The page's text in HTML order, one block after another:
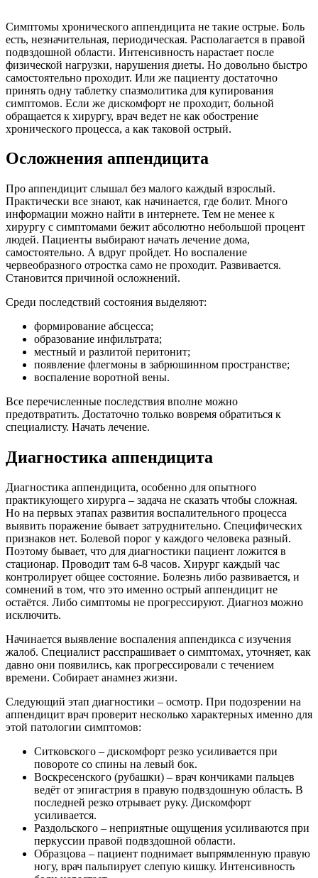
Симптомы хронического аппендицита не такие острые. Боль
есть, незначительная, периодическая. Располагается в правой
подвздошной области. Интенсивность нарастает после
физической нагрузки, нарушения диеты. Но довольно быстро
самостоятельно проходит. Или же пациенту достаточно
принять одну таблетку спазмолитика для купирования
симптомов. Если же дискомфорт не проходит, больной
обращается к хирургу, врач ведет не как обострение
хронического процесса, а как таковой острый.
Осложнения аппендицита
Про аппендицит слышал без малого каждый взрослый.
Практически все знают, как начинается, где болит. Много
информации можно найти в интернете. Тем не менее к
хирургу с симптомами бежит абсолютно небольшой процент
людей. Пациенты выбирают начать лечение дома,
самостоятельно. А вдруг пройдет. Но воспаление
червеобразного отростка само не проходит. Развивается.
Становится причиной осложнений.
Среди последствий состояния выделяют:
формирование абсцесса;
образование инфильтрата;
местный и разлитой перитонит;
появление флегмоны в забрюшинном пространстве;
воспаление воротной вены.
Все перечисленные последствия вполне можно
предотвратить. Достаточно только вовремя обратиться к
специалисту. Начать лечение.
Диагностика аппендицита
Диагностика аппендицита, особенно для опытного
практикующего хирурга – задача не сказать чтобы сложная.
Но на первых этапах развития воспалительного процесса
выявить поражение бывает затруднительно. Специфических
признаков нет. Болевой порог у каждого человека разный.
Поэтому бывает, что для диагностики пациент ложится в
стационар. Проводит там 6-8 часов. Хирург каждый час
контролирует общее состояние. Болезнь либо развивается, и
сомнений в том, что это именно острый аппендицит не
остаётся. Либо симптомы не прогрессируют. Диагноз можно
исключить.
Начинается выявление воспаления аппендикса с изучения
жалоб. Специалист расспрашивает о симптомах, уточняет, как
давно они появились, как прогрессировали с течением
времени. Собирает анамнез жизни.
Следующий этап диагностики – осмотр. При подозрении на
аппендицит врач проверит несколько характерных именно для
этой патологии симптомов:
Ситковского – дискомфорт резко усиливается при
повороте со спины на левый бок.
Воскресенского (рубашки) – врач кончиками пальцев
ведёт от эпигастрия в правую подвздошную область. В
последней резко отрывает руку. Дискомфорт
усиливается.
Раздольского – неприятные ощущения усиливаются при
перкуссии правой подвздошной области.
Образцова – пациент поднимает выпрямленную правую
ногу, врач пальпирует слепую кишку. Интенсивность